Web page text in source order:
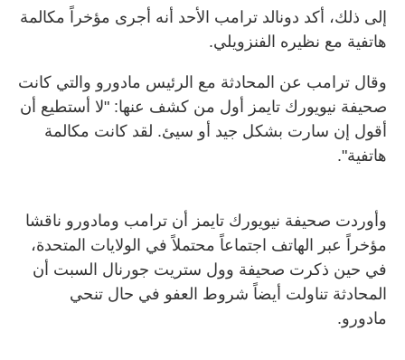
إلى ذلك، أكد دونالد ترامب الأحد أنه أجرى مؤخراً مكالمة
هاتفية مع نظيره الفنزويلي.
وقال ترامب عن المحادثة مع الرئيس مادورو والتي كانت
صحيفة نيويورك تايمز أول من كشف عنها: "لا أستطيع أن
أقول إن سارت بشكل جيد أو سيئ. لقد كانت مكالمة
هاتفية"
.
وأوردت صحيفة نيويورك تايمز أن ترامب ومادورو ناقشا
مؤخراً عبر الهاتف اجتماعاً محتملاً في الولايات المتحدة،
في حين ذكرت صحيفة وول ستريت جورنال السبت أن
المحادثة تناولت أيضاً شروط العفو في حال تنحي
مادورو.